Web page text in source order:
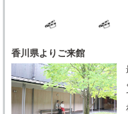
香川県よりご来館